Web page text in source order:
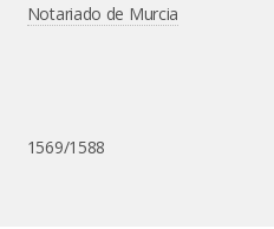
Notariado de Murcia
1569/1588